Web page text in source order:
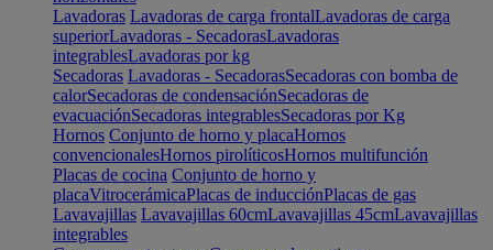
Lavadoras Lavadoras de carga frontalLavadoras de carga
superiorLavadoras - SecadorasLavadoras
integrablesLavadoras por kg
Secadoras Lavadoras - SecadorasSecadoras con bomba de
calorSecadoras de condensaciónSecadoras de
evacuaciónSecadoras integrablesSecadoras por Kg
Hornos Conjunto de horno y placaHornos
convencionalesHornos pirolíticosHornos multifunción
Placas de cocina Conjunto de horno y
placaVitrocerámicaPlacas de inducciónPlacas de gas
Lavavajillas Lavavajillas 60cmLavavajillas 45cmLavavajillas
integrables